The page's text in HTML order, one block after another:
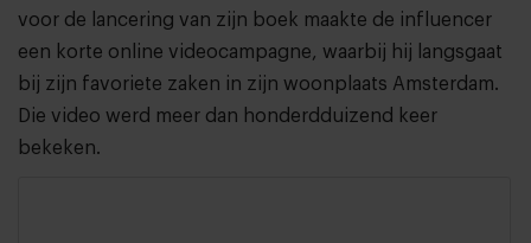
voor de lancering van zijn boek maakte de influencer
een korte online videocampagne, waarbij hij langsgaat
bij zijn favoriete zaken in zijn woonplaats Amsterdam.
Die video werd meer dan honderdduizend keer
bekeken.